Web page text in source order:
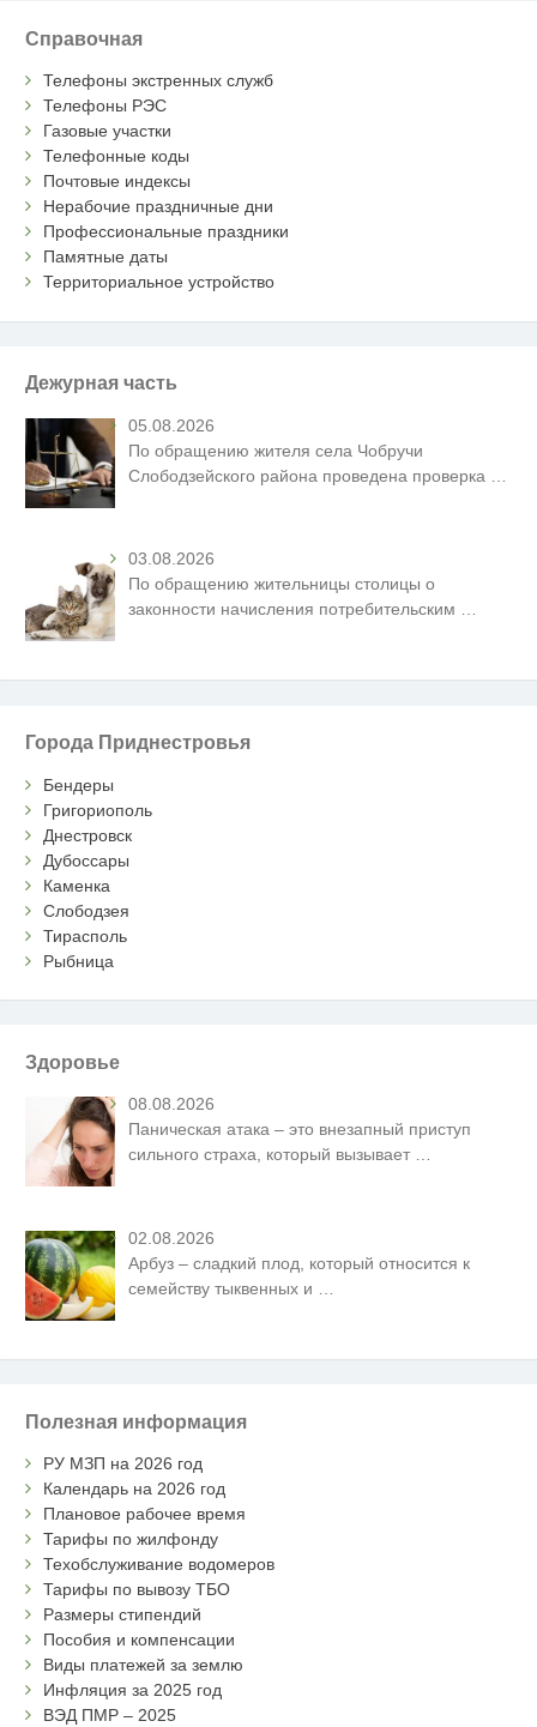
Справочная
Телефоны экстренных служб
Телефоны РЭС
Газовые участки
Телефонные коды
Почтовые индексы
Нерабочие праздничные дни
Профессиональные праздники
Памятные даты
Территориальное устройство
Дежурная часть
05.08.2026
По обращению жителя села Чобручи
Слободзейского района проведена проверка
03.08.2026
По обращению жительницы столицы о
законности начисления потребительским
Города Приднестровья
Бендеры
Григориополь
Днестровск
Дубоссары
Каменка
Слободзея
Тирасполь
Рыбница
Здоровье
08.08.2026
Паническая атака – это внезапный приступ
сильного страха, который вызывает
02.08.2026
Арбуз – сладкий плод, который относится к
семейству тыквенных и
Полезная информация
РУ МЗП на 2026 год
Календарь на 2026 год
Плановое рабочее время
Тарифы по жилфонду
Техобслуживание водомеров
Тарифы по вывозу ТБО
Размеры стипендий
Пособия и компенсации
Виды платежей за землю
Инфляция за 2025 год
ВЭД ПМР – 2025